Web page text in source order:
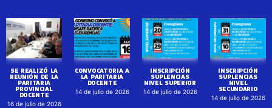
SE REALIZÓ LA
REUNIÓN DE LA
PARITARIA
PROVINCIAL
DOCENTE
16 de julio de 2026
CONVOCATORIA A
LA PARITARIA
DOCENTE
14 de julio de 2026
INSCRIPCIÓN
SUPLENCIAS
NIVEL SUPERIOR
14 de julio de 2026
INSCRIPCIÓN
SUPLENCIAS
NIVEL
SECUNDARIO
14 de julio de 2026